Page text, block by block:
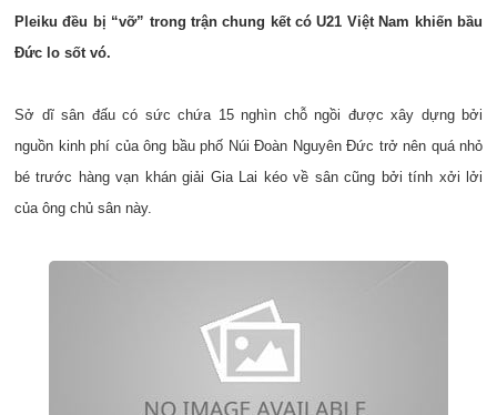
Pleiku đều bị “vỡ” trong trận chung kết có U21 Việt Nam khiến bầu
Đức lo sốt vó.
Sở dĩ sân đấu có sức chứa 15 nghìn chỗ ngồi được xây dựng bởi
nguồn kinh phí của ông bầu phố Núi Đoàn Nguyên Đức trở nên quá nhỏ
bé trước hàng vạn khán giải Gia Lai kéo về sân cũng bởi tính xởi lởi
của ông chủ sân này.